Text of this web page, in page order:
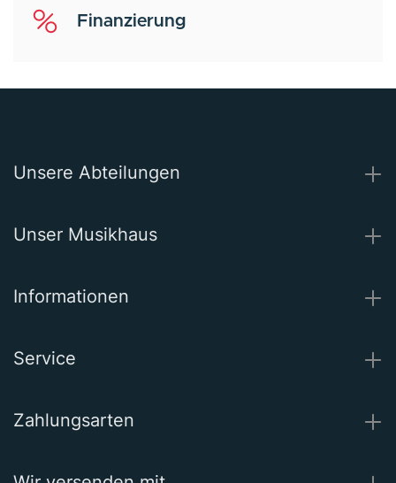
Finanzierung
Unsere Abteilungen
Unser Musikhaus
Informationen
Service
Zahlungsarten